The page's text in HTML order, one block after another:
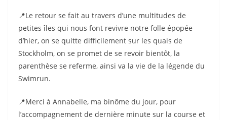
📍Le retour se fait au travers d’une multitudes de
petites îles qui nous font revivre notre folle épopée
d’hier, on se quitte difficilement sur les quais de
Stockholm, on se promet de se revoir bientôt, la
parenthèse se referme, ainsi va la vie de la légende du
Swimrun.
📍Merci à Annabelle, ma binôme du jour, pour
l’accompagnement de dernière minute sur la course et